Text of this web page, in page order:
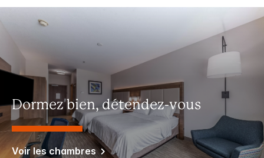
Dormez bien, détendez-vous
Voir les chambres